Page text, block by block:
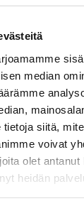
median
tietoja siitä,
voivat
olet antanut
heidän
Savo-
MTK